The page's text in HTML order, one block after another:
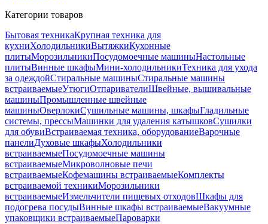
Категории товаров
Бытовая техникаКрупная техника для
кухниХолодильникиВытяжкиКухонные
плитыМорозильникиПосудомоечные машиныНастольные
плитыВинные шкафыМини-холодильникиТехника для ухода
за одеждойСтиральные машиныСтиральные машины
встраиваемыеУтюгиОтпаривателиШвейные, вышивальные
машиныПромышленные швейные
машиныОверлокиСушильные машины, шкафыГладильные
системы, прессыМашинки для удаления катышковСушилки
для обувиВстраиваемая техника, оборудованиеВарочные
панелиДуховые шкафыХолодильники
встраиваемыеПосудомоечные машины
встраиваемыеМикроволновые печи
встраиваемыеКофемашины встраиваемыеКомплекты
встраиваемой техникиМорозильники
встраиваемыеИзмельчители пищевых отходовШкафы для
подогрева посудыВинные шкафы встраиваемыеВакуумные
упаковщики встраиваемыеПароварки